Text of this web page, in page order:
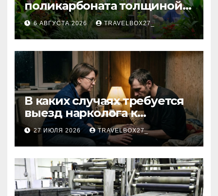
поликарбоната толщиной 4
и 6 мм
6 АВГУСТА 2026 TRAVELBOX27_
В каких случаях требуется
выезд нарколога к
пациенту
27 ИЮЛЯ 2026 TRAVELBOX27_